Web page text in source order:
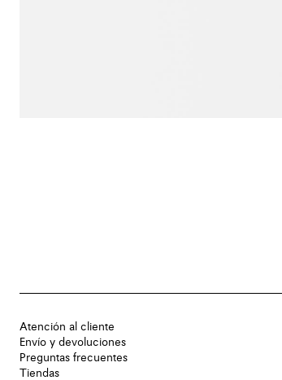
Atención al cliente
Envío y devoluciones
Preguntas frecuentes
Tiendas